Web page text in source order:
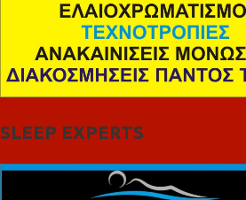
SLEEP EXPERTS